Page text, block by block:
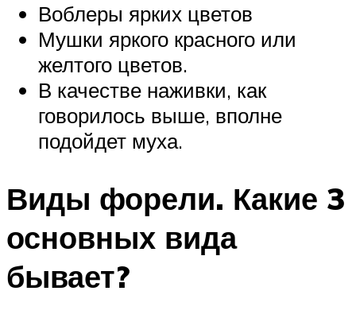
Воблеры ярких цветов
Мушки яркого красного или
желтого цветов.
В качестве наживки, как
говорилось выше, вполне
подойдет муха.
Виды форели. Какие 3
основных вида
бывает?